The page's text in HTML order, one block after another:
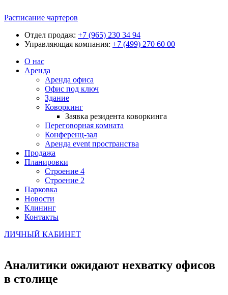
Расписание чартеров
Отдел продаж: +7 (965) 230 34 94
Управляющая компания: +7 (499) 270 60 00
О нас
Аренда
Аренда офиса
Офис под ключ
Здание
Коворкинг
Заявка резидента коворкинга
Переговорная комната
Конференц-зал
Аренда event пространства
Продажа
Планировки
Строение 4
Строение 2
Парковка
Новости
Клининг
Контакты
ЛИЧНЫЙ КАБИНЕТ
Аналитики ожидают нехватку офисов
в столице